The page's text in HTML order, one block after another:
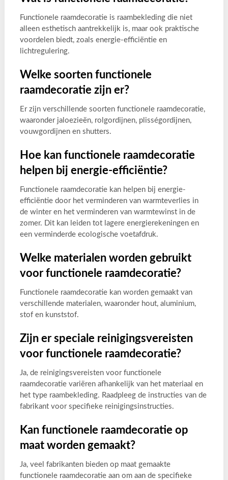
Functionele raamdecoratie is raambekleding die niet
alleen esthetisch aantrekkelijk is, maar ook praktische
voordelen biedt, zoals energie-efficiëntie en
lichtregulering.
Welke soorten functionele
raamdecoratie zijn er?
Er zijn verschillende soorten functionele raamdecoratie,
waaronder jaloezieën, rolgordijnen, plisségordijnen,
vouwgordijnen en shutters.
Hoe kan functionele raamdecoratie
helpen bij energie-efficiëntie?
Functionele raamdecoratie kan helpen bij energie-
efficiëntie door het verminderen van warmteverlies in
de winter en het verminderen van warmtewinst in de
zomer. Dit kan leiden tot lagere energierekeningen en
een verminderde ecologische voetafdruk.
Welke materialen worden gebruikt
voor functionele raamdecoratie?
Functionele raamdecoratie kan worden gemaakt van
verschillende materialen, waaronder hout, aluminium,
stof en kunststof.
Zijn er speciale reinigingsvereisten
voor functionele raamdecoratie?
Ja, de reinigingsvereisten voor functionele
raamdecoratie variëren afhankelijk van het materiaal en
het type raambekleding. Raadpleeg de instructies van de
fabrikant voor specifieke reinigingsinstructies.
Kan functionele raamdecoratie op
maat worden gemaakt?
Ja, veel fabrikanten bieden op maat gemaakte
functionele raamdecoratie aan om aan de specifieke